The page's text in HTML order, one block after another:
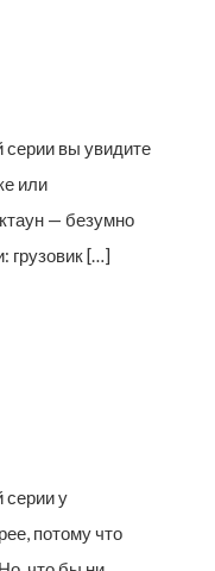
вы увидите
или
— безумно
грузовик […]
серии у
потому что